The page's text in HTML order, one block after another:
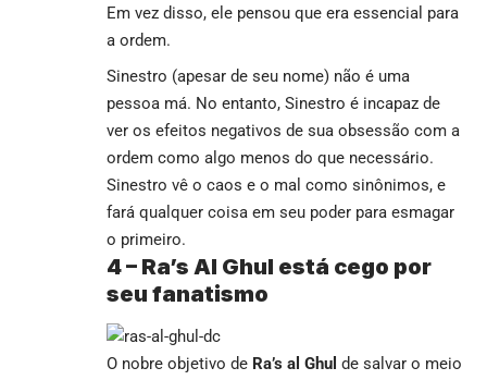
Em vez disso, ele pensou que era essencial para
a ordem.
Sinestro (apesar de seu nome) não é uma
pessoa má. No entanto, Sinestro é incapaz de
ver os efeitos negativos de sua obsessão com a
ordem como algo menos do que necessário.
Sinestro vê o caos e o mal como sinônimos, e
fará qualquer coisa em seu poder para esmagar
o primeiro.
4 – Ra’s Al Ghul está cego por
seu fanatismo
O nobre objetivo de Ra’s al Ghul de salvar o meio